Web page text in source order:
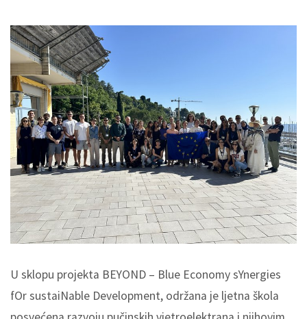
U sklopu projekta BEYOND – Blue Economy sYnergies
fOr sustaiNable Development, održana je ljetna škola